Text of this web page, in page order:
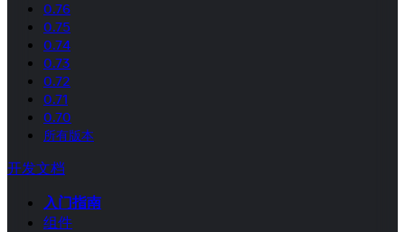
0.76
0.75
0.74
0.73
0.72
0.71
0.70
所有版本
开发文档
入门指南
组件